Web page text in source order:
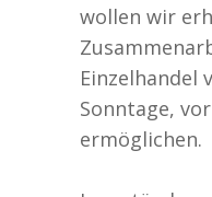
wollen wir
Einzelhandel
Sonntage,
ermöglichen.